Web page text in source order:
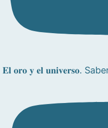
𝐄𝐥 𝐨𝐫𝐨 𝐲 𝐞𝐥 𝐮𝐧𝐢𝐯𝐞𝐫𝐬𝐨.